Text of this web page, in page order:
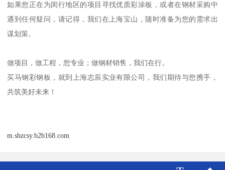
如果您正在为闵行地区的项目寻找优质彩涂板，或者在钢材采购中
遇到任何疑问，请记得，我们在上海宝山，随时准备为您的需求出
谋划策。
做项目，做工程，您专业；做钢材销售，我们在行。
买马钢彩钢板，就到上海志辰实业有限公司，我们期待与您携手，
共筑美好未来！
m.shzcsy.b2b168.com